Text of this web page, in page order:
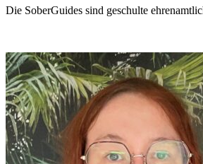
Die SoberGuides sind geschulte